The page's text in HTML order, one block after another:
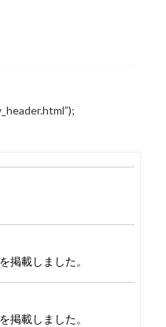
を掲載しました。
を掲載しました。